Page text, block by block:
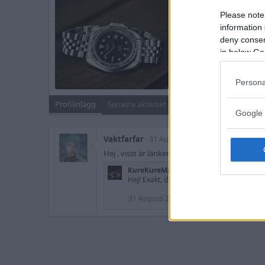
Please
information
deny
in below
Google
31 Augusti
Profilinlägg Senaste aktivitet
Vaktfarfar
31 Augusti 2019
Hej , visst är länken på Seiko A159-5019 inte
KureKureMartin
Hej! Exakt, det är en ny länk (ej original).
31 Augusti 2019